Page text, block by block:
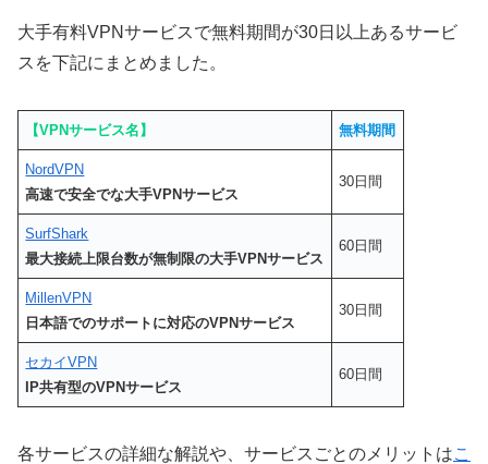
大手有料VPNサービスで無料期間が30日以上あるサービ
スを下記にまとめました。
【VPNサービス名】 無料期間
NordVPN
高速で安全でな大手VPNサービス
30日間
SurfShark
最大接続上限台数が無制限の大手VPNサービス
60日間
MillenVPN
日本語でのサポートに対応のVPNサービス
30日間
セカイVPN
IP共有型のVPNサービス
60日間
各サービスの詳細な解説や、サービスごとのメリットはこ